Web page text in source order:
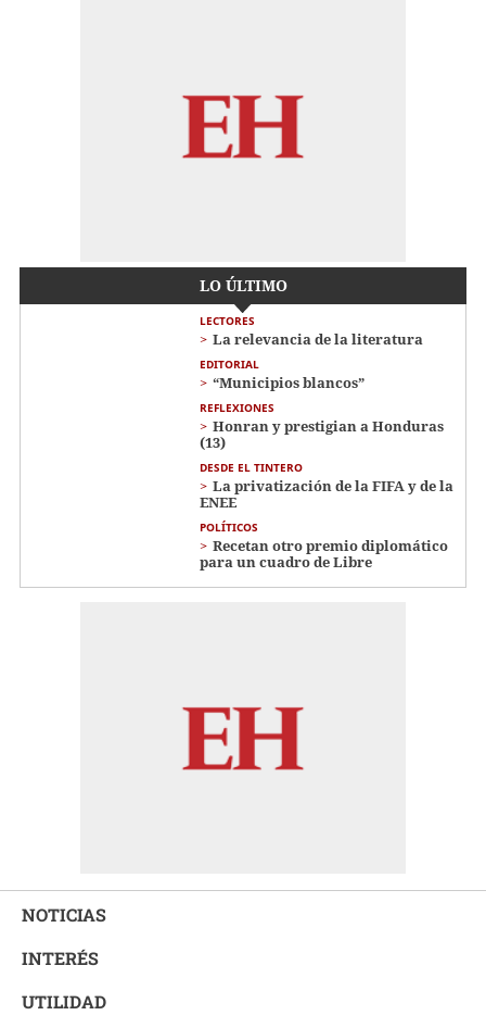
LO ÚLTIMO
LECTORES
La relevancia de la literatura
EDITORIAL
“Municipios blancos”
REFLEXIONES
Honran y prestigian a Honduras
(13)
DESDE EL TINTERO
La privatización de la FIFA y de la
ENEE
POLÍTICOS
Recetan otro premio diplomático
para un cuadro de Libre
NOTICIAS
INTERÉS
UTILIDAD